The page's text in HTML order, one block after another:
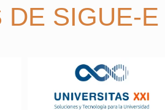
DE SIGUE-E